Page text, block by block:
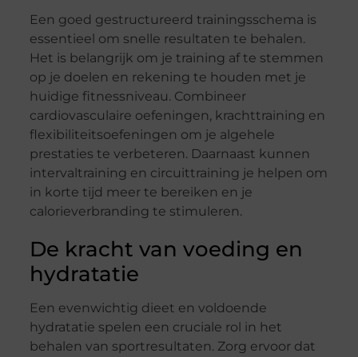
Een goed gestructureerd trainingsschema is
essentieel om snelle resultaten te behalen.
Het is belangrijk om je training af te stemmen
op je doelen en rekening te houden met je
huidige fitnessniveau. Combineer
cardiovasculaire oefeningen, krachttraining en
flexibiliteitsoefeningen om je algehele
prestaties te verbeteren. Daarnaast kunnen
intervaltraining en circuittraining je helpen om
in korte tijd meer te bereiken en je
calorieverbranding te stimuleren.
De kracht van voeding en
hydratatie
Een evenwichtig dieet en voldoende
hydratatie spelen een cruciale rol in het
behalen van sportresultaten. Zorg ervoor dat